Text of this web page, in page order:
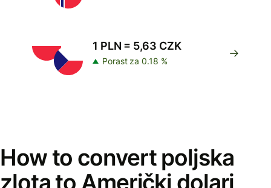
1 PLN = 5,63 CZK
Porast za 0.18 %
How to convert poljska
zlota to Američki dolari